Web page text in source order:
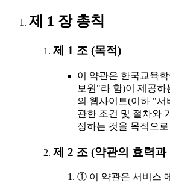
제 1 장 총칙
제 1 조 (목적)
이 약관은 한국교육
보원"라 함)이 제공
의 웹사이트(이하 "서
관한 조건 및 절차와
정하는 것을 목적으
제 2 조 (약관의 효력과
① 이 약관은 서비스